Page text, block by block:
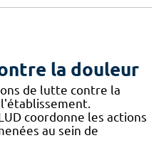
la douleur
de lutte contre la
coordonne les actions
au sein de